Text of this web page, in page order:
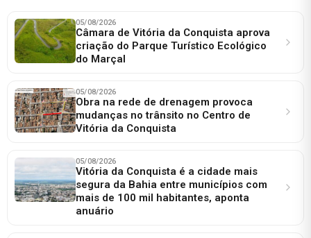
05/08/2026
Câmara de Vitória da Conquista aprova
criação do Parque Turístico Ecológico
do Marçal
05/08/2026
Obra na rede de drenagem provoca
mudanças no trânsito no Centro de
Vitória da Conquista
05/08/2026
Vitória da Conquista é a cidade mais
segura da Bahia entre municípios com
mais de 100 mil habitantes, aponta
anuário